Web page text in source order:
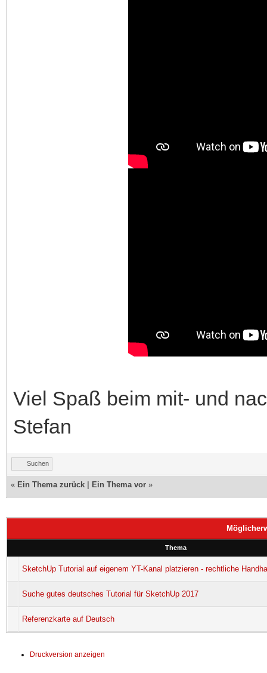
Viel Spaß beim mit- und
Stefan
Suchen
« Ein Thema zurück Ein Thema vor »
Thema
SketchUp Tutorial auf eigenem YT-Kanal platzieren - rechtliche
Suche gutes deutsches Tutorial für SketchUp 2017
Referenzkarte auf Deutsch
Druckversion anzeigen